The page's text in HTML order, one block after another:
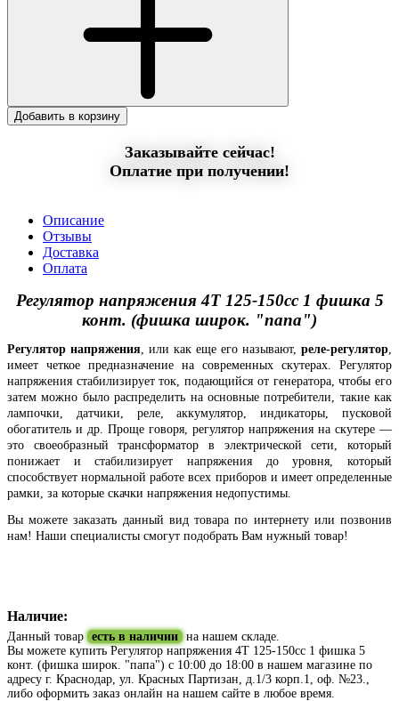
Добавить в корзину
Заказывайте сейчас!
Оплатие при получении!
Описание
Отзывы
Доставка
Оплата
Регулятор напряжения 4T 125-150сс 1 фишка 5
конт. (фишка широк. "папа")
Регулятор напряжения , или как еще его называют, реле-регулятор
имеет четкое предназначение на современных скутерах. Регулятор
напряжения стабилизирует ток, подающийся от генератора, чтобы его
затем можно было распределить на основные потребители, такие как
лампочки, датчики, реле, аккумулятор, индикаторы, пусковой
обогатитель и др. Проще говоря, регулятор напряжения на скутере —
это своеобразный трансформатор в электрической сети, который
понижает и стабилизирует напряжения до уровня, который
способствует нормальной работе всех приборов и имеет определенные
рамки, за которые скачки напряжения недопустимы.
Вы можете заказать данный вид товара по интернету или позвонив
нам! Наши специалисты смогут подобрать Вам нужный товар!
Наличие:
Данный товар есть в наличии на нашем складе.
Вы можете купить Регулятор напряжения 4T 125-150сс 1 фишка 5
конт. (фишка широк. "папа") с 10:00 до 18:00 в нашем магазине по
адресу г. Краснодар, ул. Красных Партизан, д.1/3 корп.1, оф. №23.,
либо оформить заказ онлайн на нашем сайте в любое время.